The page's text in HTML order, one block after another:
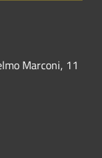
Marconi, 11